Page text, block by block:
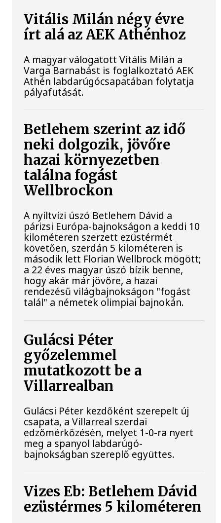
Vitális Milán négy évre
írt alá az AEK Athénhoz
A magyar válogatott Vitális Milán a
Varga Barnabást is foglalkoztató AEK
Athén labdarúgócsapatában folytatja
pályafutását.
Betlehem szerint az idő
neki dolgozik, jövőre
hazai környezetben
találna fogást
Wellbrockon
A nyíltvízi úszó Betlehem Dávid a
párizsi Európa-bajnokságon a keddi 10
kilométeren szerzett ezüstérmét
követően, szerdán 5 kilométeren is
második lett Florian Wellbrock mögött;
a 22 éves magyar úszó bízik benne,
hogy akár már jövőre, a hazai
rendezésű világbajnokságon "fogást
talál" a németek olimpiai bajnokán.
Gulácsi Péter
győzelemmel
mutatkozott be a
Villarrealban
Gulácsi Péter kezdőként szerepelt új
csapata, a Villarreal szerdai
edzőmérkőzésén, melyet 1-0-ra nyert
meg a spanyol labdarúgó-
bajnokságban szereplő együttes.
Vizes Eb: Betlehem Dávid
ezüstérmes 5 kilométeren